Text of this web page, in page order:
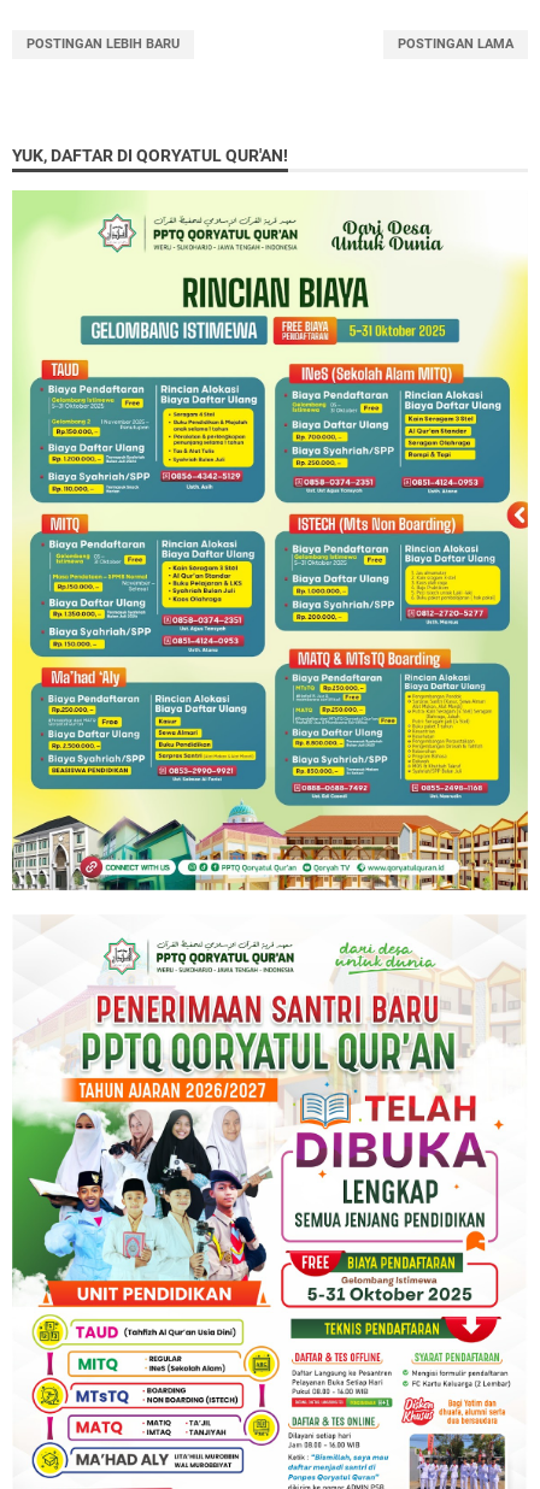
POSTINGAN LEBIH BARU POSTINGAN LAMA
YUK, DAFTAR DI QORYATUL QUR'AN!